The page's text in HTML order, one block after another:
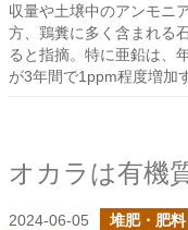
収量や土壌中のアンモニ
方、鶏糞に多く含まれる
ると指摘。特に亜鉛は、
が3年間で1ppm程度増加
オカラは有機
2024-06-05 堆肥・肥料